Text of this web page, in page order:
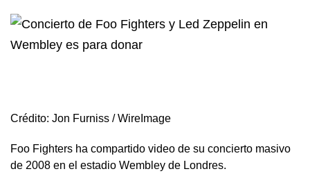
Crédito: Jon Furniss / WireImage
Foo Fighters ha compartido video de su concierto masivo
de 2008 en el estadio Wembley de Londres.